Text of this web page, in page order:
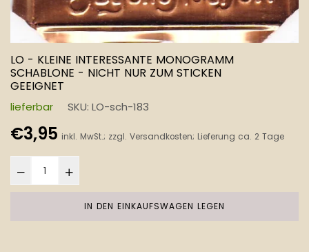
LO - KLEINE INTERESSANTE MONOGRAMM
SCHABLONE - NICHT NUR ZUM STICKEN
GEEIGNET
lieferbar SKU: LO-sch-183
Normaler
Preis
€3,95 inkl. MwSt.; zzgl. Versandkosten; Lieferung ca. 2 Tage
IN DEN EINKAUFSWAGEN LEGEN